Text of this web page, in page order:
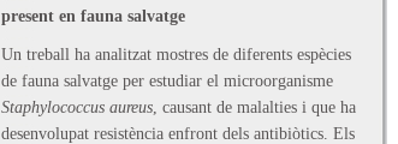
present en fauna salvatge
Un treball ha analitzat mostres de diferents espècies
de fauna salvatge per estudiar el microorganisme
Staphylococcus aureus, causant de malalties i que ha
desenvolupat resistència enfront dels antibiòtics. Els